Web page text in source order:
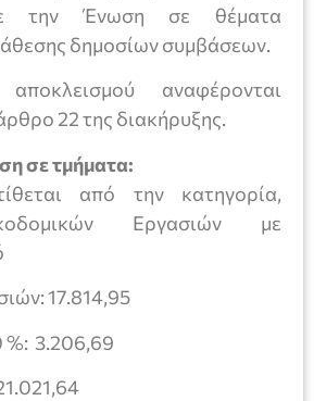
την Ένωση σε θέματα
δημοσίων συμβάσεων.
αναφέρονται
22 της διακήρυξης.
σε τμήματα:
από την κατηγορία,
Εργασιών με
17.814,95
%: 3.206,69